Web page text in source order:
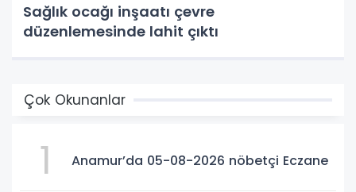
Sağlık ocağı inşaatı çevre
düzenlemesinde lahit çıktı
Çok Okunanlar
1 Anamur’da 05-08-2026 nöbetçi Eczane